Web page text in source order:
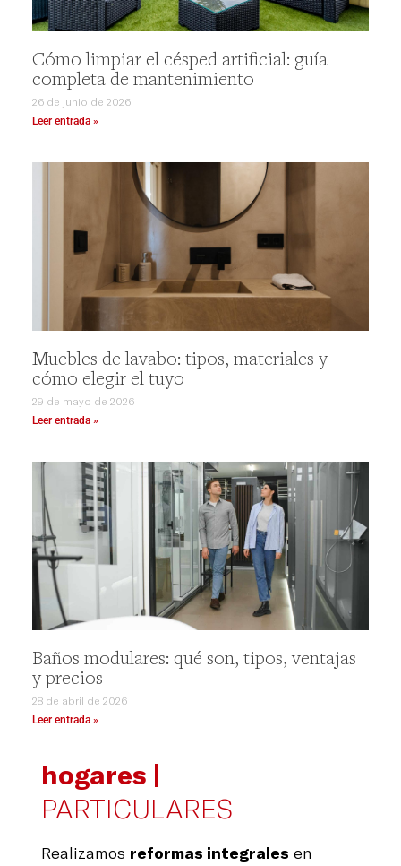
Cómo limpiar el césped artificial: guía
completa de mantenimiento
26 de junio de 2026
Leer entrada »
Muebles de lavabo: tipos, materiales y
cómo elegir el tuyo
29 de mayo de 2026
Leer entrada »
Baños modulares: qué son, tipos, ventajas
y precios
28 de abril de 2026
Leer entrada »
hogares |
PARTICULARES
Realizamos reformas integrales en